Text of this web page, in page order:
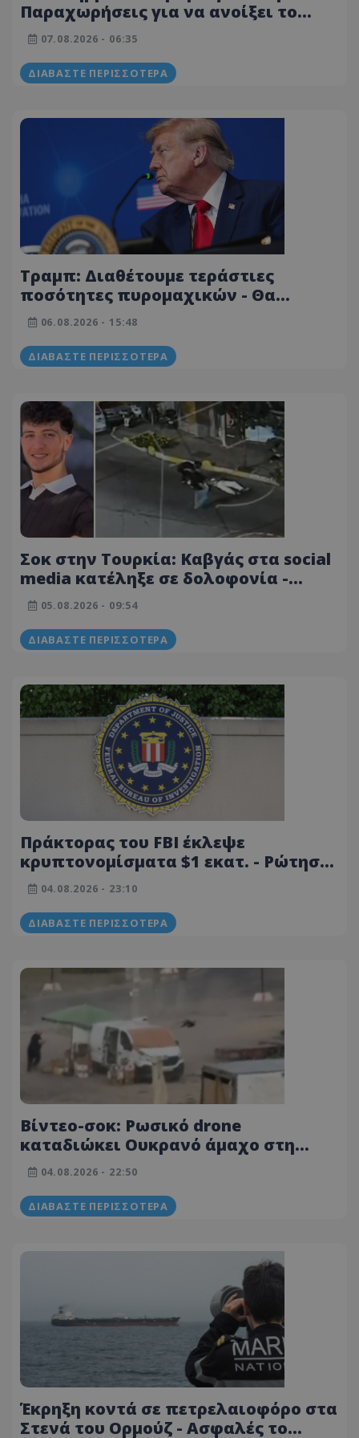
Παραχωρήσεις για να ανοίξει το
Ορμούζ ή συνέχιση του πολέμου
07.08.2026 - 06:35
ΔΙΑΒΆΣΤΕ ΠΕΡΙΣΣΌΤΕΡΑ
Τραμπ: Διαθέτουμε τεράστιες
ποσότητες πυρομαχικών - Θα
κυνηγήσουμε όσους διαρρέουν το
αντίθετο
06.08.2026 - 15:48
ΔΙΑΒΆΣΤΕ ΠΕΡΙΣΣΌΤΕΡΑ
Σοκ στην Τουρκία: Καβγάς στα social
media κατέληξε σε δολοφονία -
Νεκρός 19χρονος
05.08.2026 - 09:54
ΔΙΑΒΆΣΤΕ ΠΕΡΙΣΣΌΤΕΡΑ
Πράκτορας του FBI έκλεψε
κρυπτονομίσματα $1 εκατ. - Ρώτησε
το ChatGPT τι θα έκανε με τα
χρήματα αν έφευγε από τις ΗΠΑ
04.08.2026 - 23:10
ΔΙΑΒΆΣΤΕ ΠΕΡΙΣΣΌΤΕΡΑ
Βίντεο-σοκ: Ρωσικό drone
καταδιώκει Ουκρανό άμαχο στη
Χερσώνα και τον τραυματίζει
04.08.2026 - 22:50
ΔΙΑΒΆΣΤΕ ΠΕΡΙΣΣΌΤΕΡΑ
Έκρηξη κοντά σε πετρελαιοφόρο στα
Στενά του Ορμούζ - Ασφαλές το